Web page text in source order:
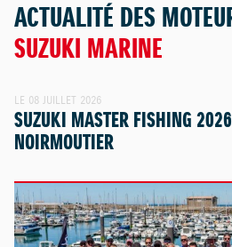
ACTUALITÉ DES
SUZUKI MARINE
LE 08 JUILLET 2026
SUZUKI MASTER FISHING
NOIRMOUTIER